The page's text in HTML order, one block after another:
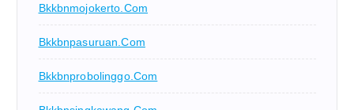
Bkkbnmojokerto.com
Bkkbnpasuruan.com
Bkkbnprobolinggo.com